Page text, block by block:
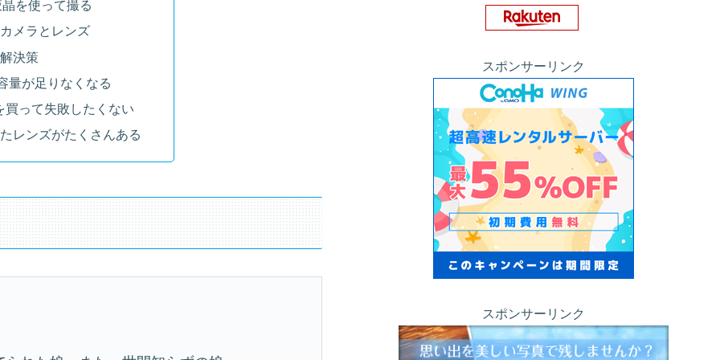
を使って撮る
メラとレンズ
決策
量が足りなくなる
買って失敗したくない
レンズがたくさんある
スポンサーリンク
スポンサーリンク